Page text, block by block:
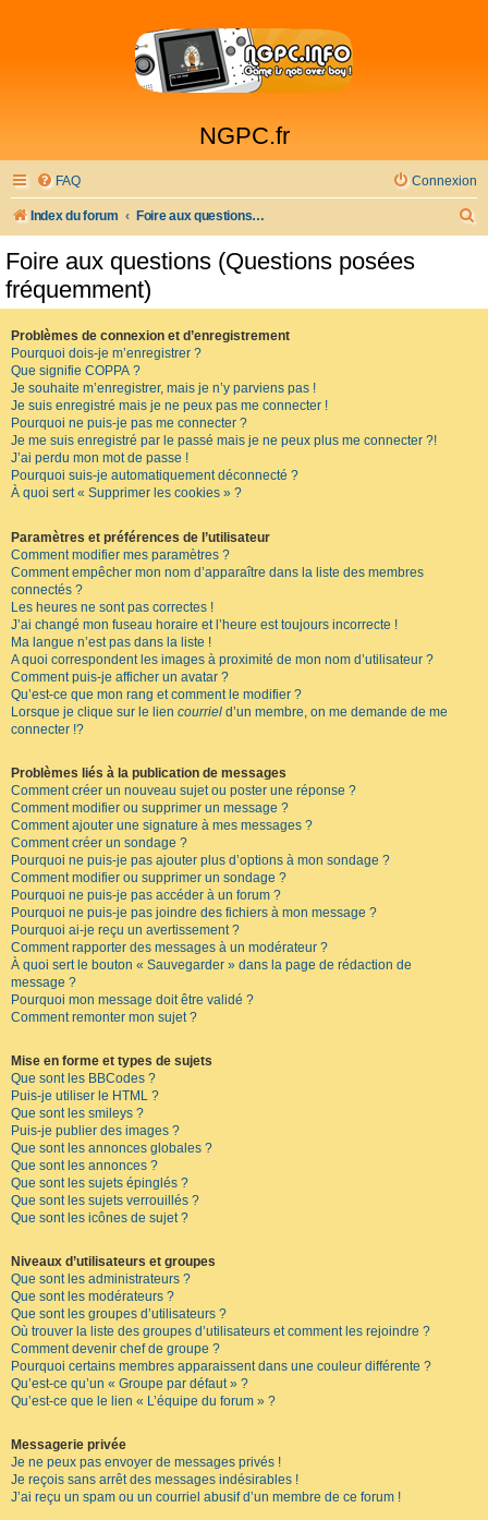
NGPC.fr
FAQ Connexion
Index du forum Foire aux questions (Questions posées fréquemment)
Foire aux questions (Questions posées
fréquemment)
Problèmes de connexion et d’enregistrement
Pourquoi dois-je m’enregistrer ?
Que signifie COPPA ?
Je souhaite m’enregistrer, mais je n’y parviens pas !
Je suis enregistré mais je ne peux pas me connecter !
Pourquoi ne puis-je pas me connecter ?
Je me suis enregistré par le passé mais je ne peux plus me connecter ?!
J’ai perdu mon mot de passe !
Pourquoi suis-je automatiquement déconnecté ?
À quoi sert « Supprimer les cookies » ?
Paramètres et préférences de l’utilisateur
Comment modifier mes paramètres ?
Comment empêcher mon nom d’apparaître dans la liste des membres
connectés ?
Les heures ne sont pas correctes !
J’ai changé mon fuseau horaire et l’heure est toujours incorrecte !
Ma langue n’est pas dans la liste !
A quoi correspondent les images à proximité de mon nom d’utilisateur ?
Comment puis-je afficher un avatar ?
Qu’est-ce que mon rang et comment le modifier ?
Lorsque je clique sur le lien courriel d’un membre, on me demande de me
connecter !?
Problèmes liés à la publication de messages
Comment créer un nouveau sujet ou poster une réponse ?
Comment modifier ou supprimer un message ?
Comment ajouter une signature à mes messages ?
Comment créer un sondage ?
Pourquoi ne puis-je pas ajouter plus d’options à mon sondage ?
Comment modifier ou supprimer un sondage ?
Pourquoi ne puis-je pas accéder à un forum ?
Pourquoi ne puis-je pas joindre des fichiers à mon message ?
Pourquoi ai-je reçu un avertissement ?
Comment rapporter des messages à un modérateur ?
À quoi sert le bouton « Sauvegarder » dans la page de rédaction de
message ?
Pourquoi mon message doit être validé ?
Comment remonter mon sujet ?
Mise en forme et types de sujets
Que sont les BBCodes ?
Puis-je utiliser le HTML ?
Que sont les smileys ?
Puis-je publier des images ?
Que sont les annonces globales ?
Que sont les annonces ?
Que sont les sujets épinglés ?
Que sont les sujets verrouillés ?
Que sont les icônes de sujet ?
Niveaux d’utilisateurs et groupes
Que sont les administrateurs ?
Que sont les modérateurs ?
Que sont les groupes d’utilisateurs ?
Où trouver la liste des groupes d’utilisateurs et comment les rejoindre ?
Comment devenir chef de groupe ?
Pourquoi certains membres apparaissent dans une couleur différente ?
Qu’est-ce qu’un « Groupe par défaut » ?
Qu’est-ce que le lien « L’équipe du forum » ?
Messagerie privée
Je ne peux pas envoyer de messages privés !
Je reçois sans arrêt des messages indésirables !
J’ai reçu un spam ou un courriel abusif d’un membre de ce forum !